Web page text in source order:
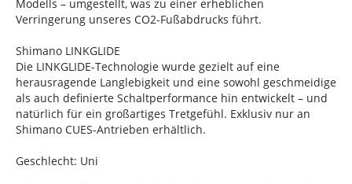
Modells – umgestellt, was zu einer erheblichen
Verringerung unseres CO2-Fußabdrucks führt.
Shimano LINKGLIDE
Die LINKGLIDE-Technologie wurde gezielt auf eine
herausragende Langlebigkeit und eine sowohl geschmeidige
als auch definierte Schaltperformance hin entwickelt – und
natürlich für ein großartiges Tretgefühl. Exklusiv nur an
Shimano CUES-Antrieben erhältlich.
Geschlecht: Uni